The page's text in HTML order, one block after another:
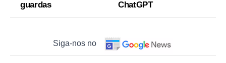
guardas
ChatGPT
Siga-nos no